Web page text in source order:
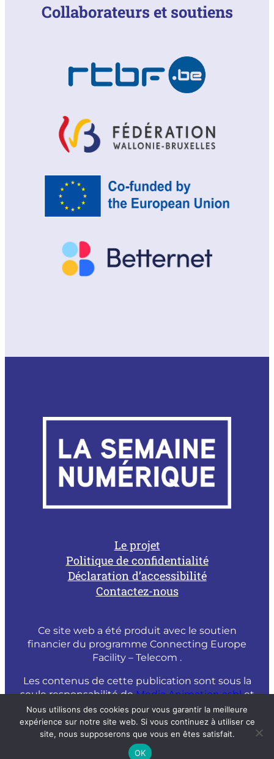
Collaborateurs et soutiens
Le projet
Politique de confidentialité
Déclaration d’accessibilité
Contactez-nous
Ce site web a été produit avec le soutien
financier du programme Connecting Europe
Facility – Telecom .
Les contenus de cette publication sont sous la
seule responsabilité deMedia Animation asblet
ne peuvent être considérés comme un reflet
de l’opinion officielle de la Commission
Européenne.
Nous utilisons des cookies pour vous garantir la meilleure
expérience sur notre site web. Si vous continuez à utiliser ce
site, nous supposerons que vous en êtes satisfait.
OK